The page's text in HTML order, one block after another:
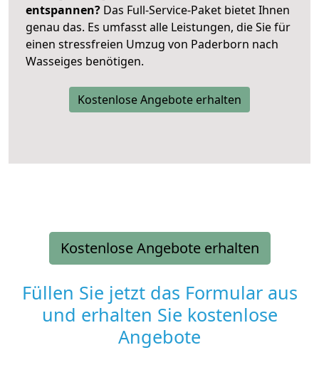
entspannen? Das Full-Service-Paket bietet Ihnen
genau das. Es umfasst alle Leistungen, die Sie für
einen stressfreien Umzug von Paderborn nach
Wasseiges benötigen.
Kostenlose Angebote erhalten
Kostenlose Angebote erhalten
Füllen Sie jetzt das Formular aus
und erhalten Sie kostenlose
Angebote